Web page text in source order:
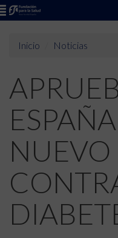
Inicio Noticias